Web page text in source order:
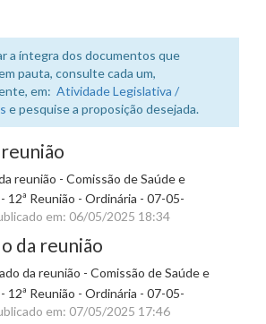
a íntegra dos documentos que
pauta, consulte cada um,
em: Atividade Legislativa /
e pesquise a proposição desejada.
reunião - Comissão de Saúde e
12ª Reunião - Ordinária - 07-05-
em: 06/05/2025 18:34
da reunião
da reunião - Comissão de Saúde e
12ª Reunião - Ordinária - 07-05-
em: 07/05/2025 17:46